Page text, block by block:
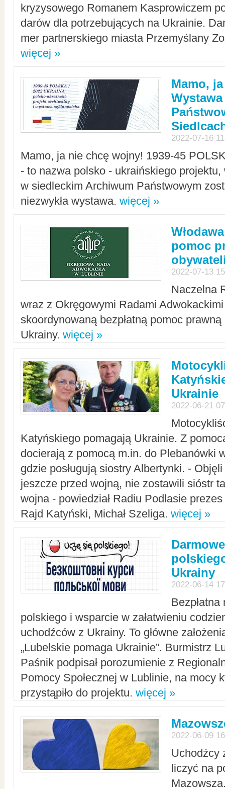
kryzysowego Romanem Kasprowiczem
darów dla potrzebujących na Ukrainie.
mer partnerskiego miasta Przemyślany
więcej »
Mamo,
2022-07-16
Mamo, ja nie chcę wojny! 1939-45
- to nazwa polsko - ukraińskiego
w siedleckim Archiwum Państwowym
niezwykła wystawa. więcej »
pomoc
2022-07-13
Naczelna
wraz z Okręgowymi Radami Adwokackimi
skoordynowaną bezpłatną pomoc
Ukrainy. więcej »
Ukrainie
2022-06-21
Katyńskiego pomagają Ukrainie. Z
docierają z pomocą m.in. do Plebanówki
gdzie posługują siostry Albertynki. -
jeszcze przed wojną, nie zostawili sióstr
wojna - powiedział Radiu Podlasie
Rajd Katyński, Michał Szeliga. więcej »
Ukrainy
2022-06-14
polskiego i wsparcie w załatwieniu
uchodźców z Ukrainy. To główne
„Lubelskie pomaga Ukrainie”. Burmistrz
Paśnik podpisał porozumienie z
Pomocy Społecznej w Lublinie, na mocy
przystąpiło do projektu. więcej »
2022-06-09
Uchodźcy
liczyć na